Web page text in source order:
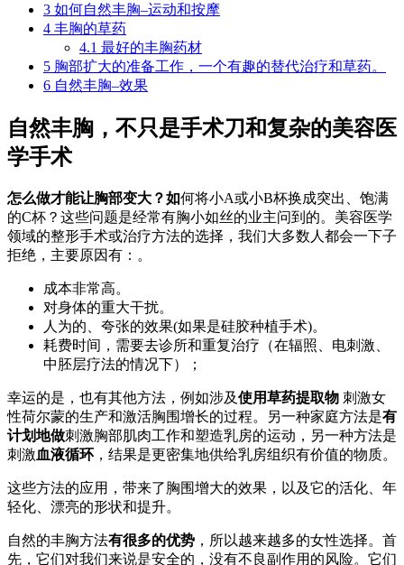
3 如何自然丰胸–运动和按摩
4 丰胸的草药
4.1 最好的丰胸药材
5 胸部扩大的准备工作，一个有趣的替代治疗和草药。
6 自然丰胸–效果
自然丰胸，不只是手术刀和复杂的美容医
学手术
怎么做才能让胸部变大？如何将小A或小B杯换成突出、饱满
的C杯？这些问题是经常有胸小如丝的业主问到的。美容医学
领域的整形手术或治疗方法的选择，我们大多数人都会一下子
拒绝，主要原因有：。
成本非常高。
对身体的重大干扰。
人为的、夸张的效果(如果是硅胶种植手术)。
耗费时间，需要去诊所和重复治疗（在辐照、电刺激、
中胚层疗法的情况下）；
幸运的是，也有其他方法，例如涉及使用草药提取物 刺激女
性荷尔蒙的生产和激活胸围增长的过程。另一种家庭方法是有
计划地做刺激胸部肌肉工作和塑造乳房的运动，另一种方法是
刺激血液循环 ，结果是更密集地供给乳房组织有价值的物质。
这些方法的应用，带来了胸围增大的效果，以及它的活化、年
轻化、漂亮的形状和提升。
自然的丰胸方法有很多的优势 ，所以越来越多的女性选择。首
先，它们对我们来说是安全的，没有不良副作用的风险。它们